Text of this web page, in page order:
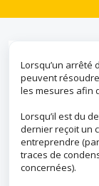
Lorsqu’un arrêté
peuvent
les mesures afin
Lorsqu’il est du
dernier reçoit un
entreprendre
traces de
concernées).